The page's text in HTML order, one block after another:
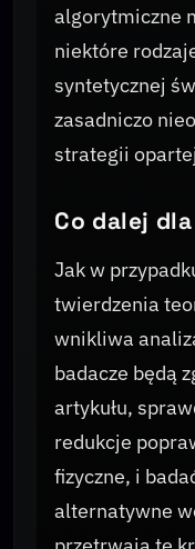
algorytmiczne
niektóre
syntetycznej
zasadniczo
strategii
Co dalej
Jak w
twierdzenia
wnikliwa
badacze będą
artykułu,
redukcje
fizyczne, i
alternatywne